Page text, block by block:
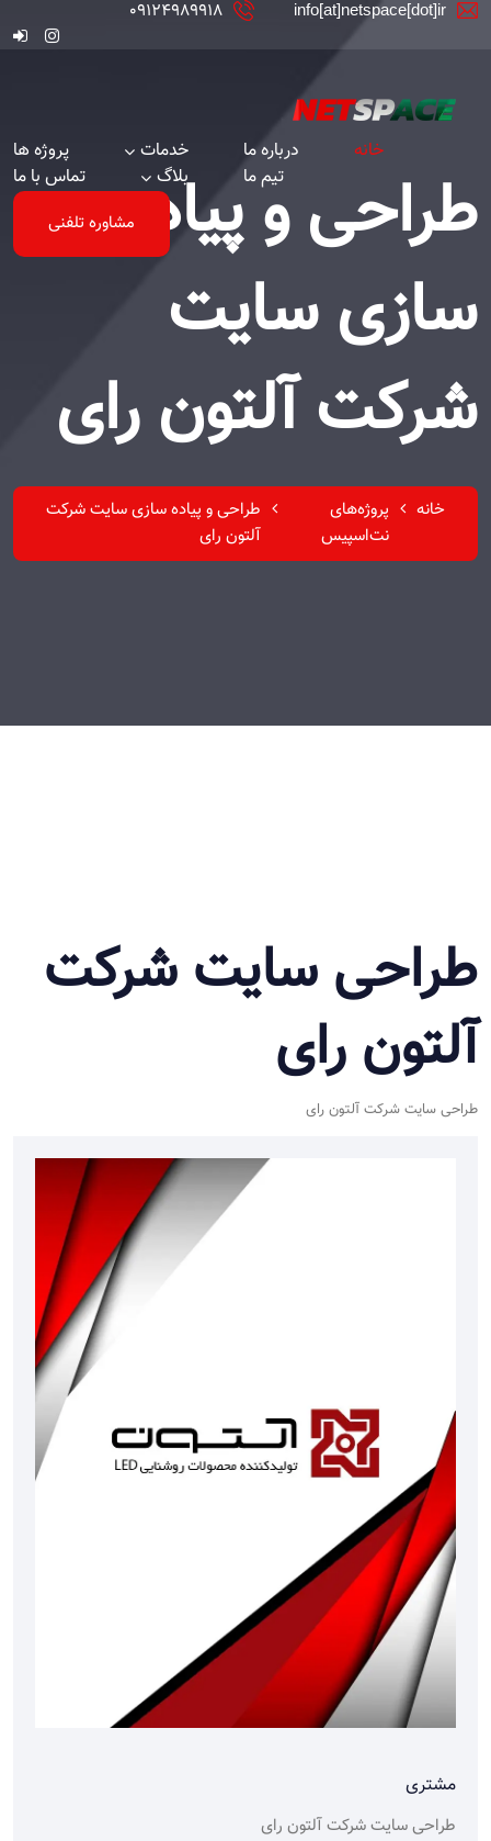
info[at]netspace[dot]ir
09124989918
خانه درباره ما خدمات
پروژه ها
تیم ما
بلاگ تماس با ما
مشاوره تلفنیطراحی و پیاده
سازی سایت
شرکت آلتون رای
خانه
پروژه‌های
نت‌اسپیس
طراحی و پیاده سازی سایت شرکت
آلتون رای
طراحی سایت شرکت
آلتون رای
طراحی سایت شرکت آلتون رای
مشتری
طراحی سایت شرکت آلتون رای